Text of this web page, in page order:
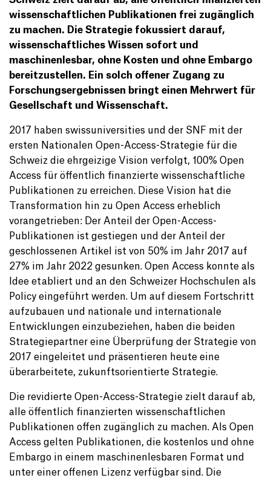
wissenschaftlichen Publikationen frei zugänglich
zu machen. Die Strategie fokussiert darauf,
wissenschaftliches Wissen sofort und
maschinenlesbar, ohne Kosten und ohne Embargo
bereitzustellen. Ein solch offener Zugang zu
Forschungsergebnissen bringt einen Mehrwert für
Gesellschaft und Wissenschaft.
2017 haben swissuniversities und der SNF mit der
ersten Nationalen Open-Access-Strategie für die
Schweiz die ehrgeizige Vision verfolgt, 100% Open
Access für öffentlich finanzierte wissenschaftliche
Publikationen zu erreichen. Diese Vision hat die
Transformation hin zu Open Access erheblich
vorangetrieben: Der Anteil der Open-Access-
Publikationen ist gestiegen und der Anteil der
geschlossenen Artikel ist von 50% im Jahr 2017 auf
27% im Jahr 2022 gesunken. Open Access konnte als
Idee etabliert und an den Schweizer Hochschulen als
Policy eingeführt werden. Um auf diesem Fortschritt
aufzubauen und nationale und internationale
Entwicklungen einzubeziehen, haben die beiden
Strategiepartner eine Überprüfung der Strategie von
2017 eingeleitet und präsentieren heute eine
überarbeitete, zukunftsorientierte Strategie.
Die revidierte Open-Access-Strategie zielt darauf ab,
alle öffentlich finanzierten wissenschaftlichen
Publikationen offen zugänglich zu machen. Als Open
Access gelten Publikationen, die kostenlos und ohne
Embargo in einem maschinenlesbaren Format und
unter einer offenen Lizenz verfügbar sind. Die